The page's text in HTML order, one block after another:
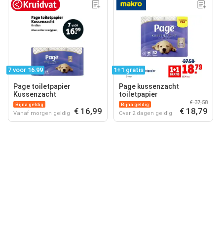
7 voor 16.99
Page toiletpapier
Kussenzacht
Bijna geldig
Vanaf morgen geldig € 16,99
1+1 gratis
Page kussenzacht
toiletpapier
Bijna geldig
Over 2 dagen geldig
€ 37,58
€ 18,79